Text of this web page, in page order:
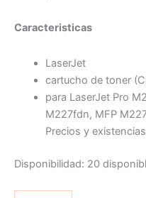
Caracteristicas
LaserJet
cartucho de toner
para LaserJet Pro
M227fdn, MFP
Precios y
Disponibilidad: 20